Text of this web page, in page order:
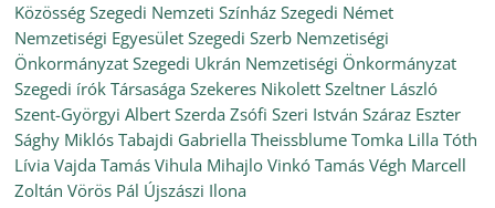
Közösség Szegedi Nemzeti Színház Szegedi Német
Nemzetiségi Egyesület Szegedi Szerb Nemzetiségi
Önkormányzat Szegedi Ukrán Nemzetiségi Önkormányzat
Szegedi írók Társasága Szekeres Nikolett Szeltner László
Szent-Györgyi Albert Szerda Zsófi Szeri István Száraz Eszter
Sághy Miklós Tabajdi Gabriella Theissblume Tomka Lilla Tóth
Lívia Vajda Tamás Vihula Mihajlo Vinkó Tamás Végh Marcell
Zoltán Vörös Pál Újszászi Ilona